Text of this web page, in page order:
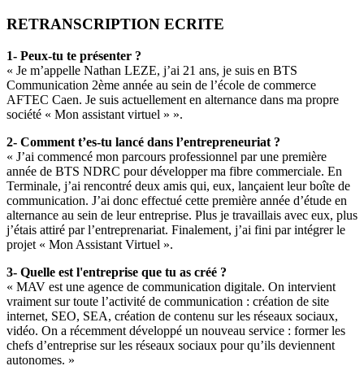
RETRANSCRIPTION ECRITE
1- Peux-tu te présenter ?
« Je m’appelle Nathan LEZE, j’ai 21 ans, je suis en BTS
Communication 2ème année au sein de l’école de commerce
AFTEC Caen. Je suis actuellement en alternance dans ma propre
société « Mon assistant virtuel » ».
2- Comment t’es-tu lancé dans l’entrepreneuriat ?
« J’ai commencé mon parcours professionnel par une première
année de BTS NDRC pour développer ma fibre commerciale. En
Terminale, j’ai rencontré deux amis qui, eux, lançaient leur boîte de
communication. J’ai donc effectué cette première année d’étude en
alternance au sein de leur entreprise. Plus je travaillais avec eux, plus
j’étais attiré par l’entreprenariat. Finalement, j’ai fini par intégrer le
projet « Mon Assistant Virtuel ».
3- Quelle est l'entreprise que tu as créé ?
« MAV est une agence de communication digitale. On intervient
vraiment sur toute l’activité de communication : création de site
internet, SEO, SEA, création de contenu sur les réseaux sociaux,
vidéo. On a récemment développé un nouveau service : former les
chefs d’entreprise sur les réseaux sociaux pour qu’ils deviennent
autonomes. »